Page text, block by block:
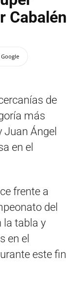
Cabalén
de
más
Ángel
en el
frente a
del
la tabla y
en el
este fin